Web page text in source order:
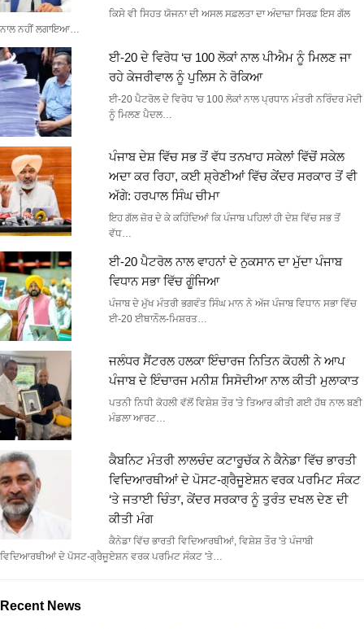
ਕਿਸੇ ਵੀ ਸਿਹਤ ਯੋਜਨਾ ਦੀ ਅਸਲ ਸਫ਼ਲਤਾ ਦਾ ਅੰਦਾਜ਼ਾ ਸਿਰਫ਼ ਇਸ ਗੱਲ
ਨਾਲ ਨਹੀਂ ਲਗਾਇਆ…
ਈ-20 ਦੇ ਵਿਰੋਧ ‘ਚ 100 ਲੋਕਾਂ ਨਾਲ ਪੀਐਮ ਨੂੰ ਮਿਲਣ ਜਾ
ਰਹੇ ਕੇਜਰੀਵਾਲ ਨੂੰ ਪੁਲਿਸ ਨੇ ਰੋਕਿਆ
ਈ-20 ਪੈਟਰੋਲ ਦੇ ਵਿਰੋਧ 'ਚ 100 ਲੋਕਾਂ ਨਾਲ ਪ੍ਰਧਾਨ ਮੰਤਰੀ ਨਰਿੰਦਰ ਮੋਦੀ
ਨੂੰ ਮਿਲਣ ਪੈਦਲ…
ਪੰਜਾਬ ਦੇਸ਼ ਵਿੱਚ ਸਭ ਤੋਂ ਵੱਧ ਤਨਖਾਹ ਸਕੇਲਾਂ ਵਿੱਚੋਂ ਸਕੇਲ
ਅਦਾ ਕਰ ਰਿਹਾ, ਕਈ ਸ਼੍ਰੇਣੀਆਂ ਵਿੱਚ ਕੇਂਦਰ ਸਰਕਾਰ ਤੋਂ ਵੀ
ਅੱਗੇ: ਹਰਪਾਲ ਸਿੰਘ ਚੀਮਾ
ਇਹ ਗੱਲ ਜ਼ੋਰ ਦੇ ਕੇ ਕਹਿੰਦਿਆਂ ਕਿ ਪੰਜਾਬ ਪਹਿਲਾਂ ਹੀ ਦੇਸ਼ ਵਿੱਚ ਸਭ ਤੋਂ
ਵੱਧ…
ਈ-20 ਪੈਟਰੋਲ ਨਾਲ ਵਾਹਨਾਂ ਦੇ ਨੁਕਸਾਨ ਦਾ ਮੁੱਦਾ ਪੰਜਾਬ
ਵਿਧਾਨ ਸਭਾ ਵਿੱਚ ਗੂੰਜਿਆ
ਪੰਜਾਬ ਦੇ ਮੁੱਖ ਮੰਤਰੀ ਭਗਵੰਤ ਸਿੰਘ ਮਾਨ ਨੇ ਅੱਜ ਪੰਜਾਬ ਵਿਧਾਨ ਸਭਾ ਵਿੱਚ
ਈ-20 ਈਥਾਨੌਲ-ਮਿਸ਼ਰਤ…
ਜਲੰਧਰ ਸੈਂਟਰਲ ਹਲਕਾ ਇੰਚਾਰਜ ਨਿਤਿਨ ਕੋਹਲੀ ਨੇ ਆਪ
ਪੰਜਾਬ ਦੇ ਇੰਚਾਰਜ ਮਨੀਸ਼ ਸਿਸੋਦੀਆ ਨਾਲ ਕੀਤੀ ਮੁਲਾਕਾਤ
ਪਤਨੀ ਨਿਧੀ ਕੋਹਲੀ ਵੱਲੋਂ ਵਿਸ਼ੇਸ਼ ਤੌਰ 'ਤੇ ਤਿਆਰ ਕੀਤੀ ਗਈ ਹੱਥ ਨਾਲ ਬਣੀ
ਮੰਡਲਾ ਆਰਟ…
ਕੈਬਨਿਟ ਮੰਤਰੀ ਲਾਲਚੰਦ ਕਟਾਰੂਚੱਕ ਨੇ ਕੈਨੇਡਾ ਵਿੱਚ ਭਾਰਤੀ
ਵਿਦਿਆਰਥੀਆਂ ਦੇ ਪੋਸਟ-ਗ੍ਰੈਜੂਏਸ਼ਨ ਵਰਕ ਪਰਮਿਟ ਸੰਕਟ
‘ਤੇ ਜਤਾਈ ਚਿੰਤਾ, ਕੇਂਦਰ ਸਰਕਾਰ ਨੂੰ ਤੁਰੰਤ ਦਖਲ ਦੇਣ ਦੀ
ਕੀਤੀ ਮੰਗ
ਕੈਨੇਡਾ ਵਿੱਚ ਭਾਰਤੀ ਵਿਦਿਆਰਥੀਆਂ, ਵਿਸ਼ੇਸ਼ ਤੌਰ 'ਤੇ ਪੰਜਾਬੀ
ਵਿਦਿਆਰਥੀਆਂ ਦੇ ਪੋਸਟ-ਗ੍ਰੈਜੂਏਸ਼ਨ ਵਰਕ ਪਰਮਿਟ ਸੰਕਟ 'ਤੇ…
Recent News